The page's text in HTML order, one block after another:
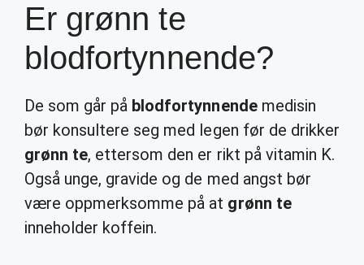
Er grønn te
blodfortynnende?
De som går på blodfortynnendemedisin
bør konsultere seg med legen før de drikker
grønn te, ettersom den er rikt på vitamin K.
Også unge, gravide og de med angst bør
være oppmerksomme på at grønn te
inneholder koffein.